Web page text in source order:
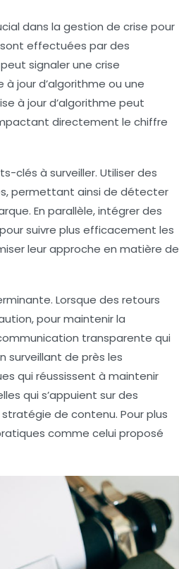
dans la gestion de crise pour
effectuées par des
peut signaler une crise
jour d’algorithme ou une
à jour d’algorithme peut
directement le chiffre
clés à surveiller. Utiliser des
, permettant ainsi de détecter
En parallèle, intégrer des
pour suivre plus efficacement les
leur approche en matière de
Lorsque des retours
pour maintenir la
transparente qui
surveillant de près les
qui réussissent à maintenir
qui s’appuient sur des
stratégie de contenu. Pour plus
comme celui proposé